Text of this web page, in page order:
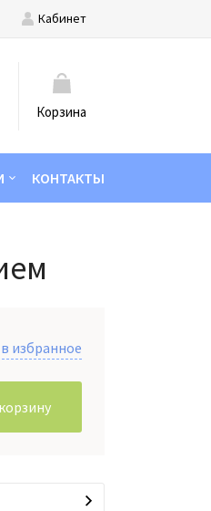
Кабинет
Корзина
КОНТАКТЫ
избранное